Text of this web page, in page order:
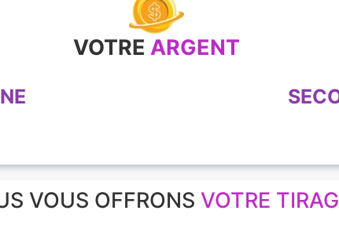
VOTRE ARGENT
VOUS OFFRONS VOTRE